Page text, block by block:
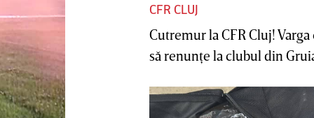
CFR CLUJ
Cutremur la CFR Cluj! Varga
să renunţe la clubul din